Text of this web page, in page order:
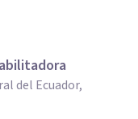
del Ecuador,